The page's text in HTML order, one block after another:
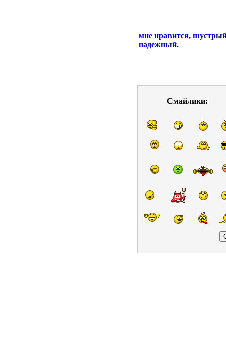
мне нравится,
надежный.
Смайлики: